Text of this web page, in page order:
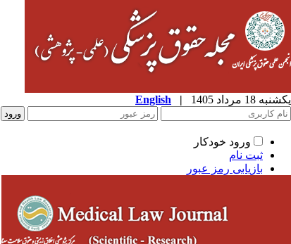
یکشنبه 18 مرداد 1405 |
English
ورود خودکار
ثبت نام
بازیابی رمز عبور